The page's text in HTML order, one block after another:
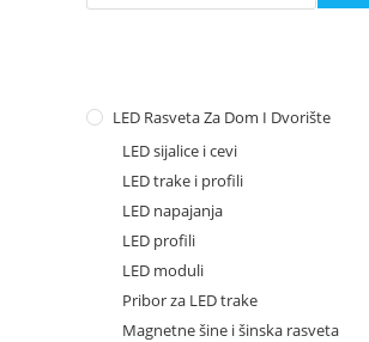
LED Rasveta Za Dom I Dvorište
LED sijalice i cevi
LED trake i profili
LED napajanja
LED profili
LED moduli
Pribor za LED trake
Magnetne šine i šinska rasveta